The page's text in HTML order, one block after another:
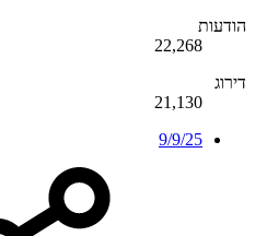
הודעות
22,268
דירוג
21,130
9/9/25